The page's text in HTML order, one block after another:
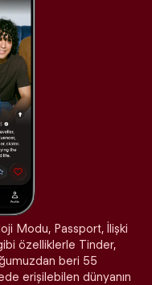
Modu, Passport, İlişki
özelliklerle Tinder,
beri 55
erişilebilen dünyanın